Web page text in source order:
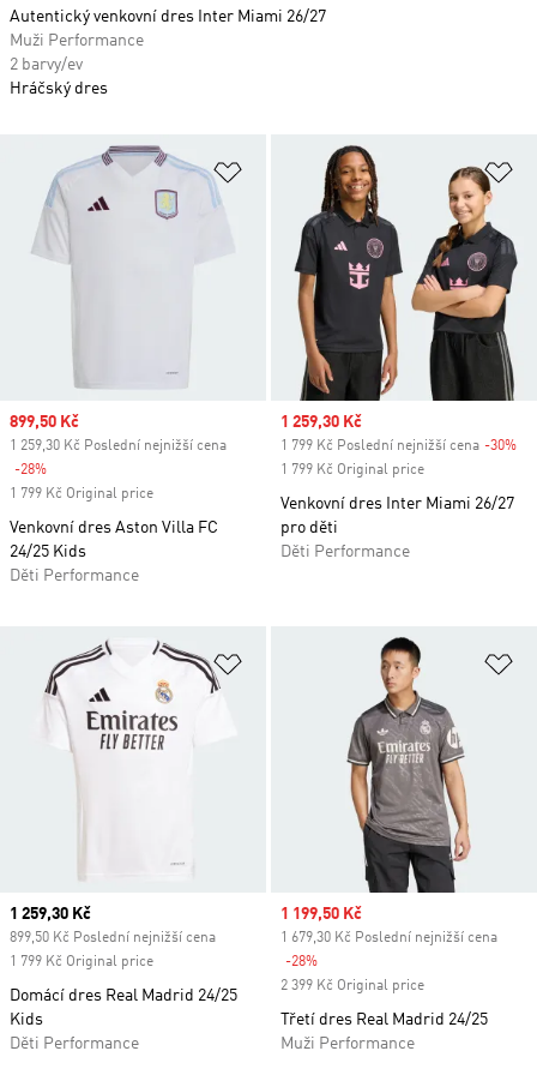
Přidat do seznamu přání
Sale price
899,50 Kč
1 259,30 Kč Poslední nejnižší cena
-28%
1 799 Kč Original price
Venkovní dres Aston Villa FC
24/25 Kids
Děti Performance
Sale price
1 259,30 Kč
1 799 Kč Poslední nejnižší cena -30%
1 799 Kč Original price
Venkovní dres Inter Miami 26/27
pro děti
Děti Performance
Přidat do seznamu přání
Current price
1 259,30 Kč
899,50 Kč Poslední nejnižší cena
1 799 Kč Original price
Domácí dres Real Madrid 24/25
Kids
Děti Performance
Sale price
1 199,50 Kč
1 679,30 Kč Poslední nejnižší cena
-28%
2 399 Kč Original price
Třetí dres Real Madrid 24/25
Muži Performance
Autentický venkovní dres Inter Miami 26/27
Muži Performance
2 barvy/ev
Hráčský dres